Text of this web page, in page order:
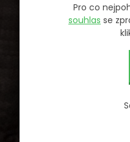
Pro co
souhlas se